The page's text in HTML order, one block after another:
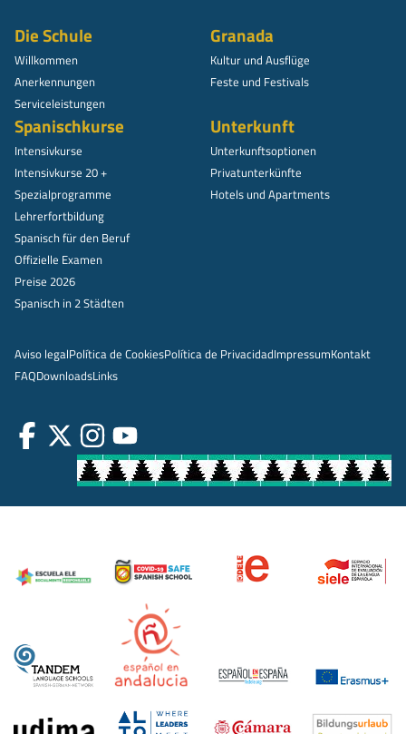
Die Schule
Willkommen
Anerkennungen
Serviceleistungen
Granada
Kultur und Ausflüge
Feste und Festivals
Spanischkurse
Intensivkurse
Intensivkurse 20 +
Spezialprogramme
Lehrerfortbildung
Spanisch für den Beruf
Offizielle Examen
Preise 2026
Spanisch in 2 Städten
Unterkunft
Unterkunftsoptionen
Privatunterkünfte
Hotels und Apartments
Aviso legalPolítica de CookiesPolítica de PrivacidadImpressumKontakt
FAQDownloadsLinks